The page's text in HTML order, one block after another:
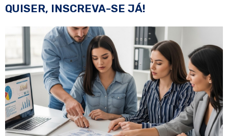
QUISER, INSCREVA-SE JÁ!